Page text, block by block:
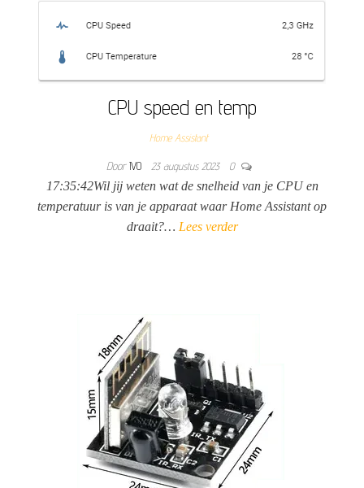
CPU speed en temp
Home Assistant
Door IVO 23 augustus 2023 0
17:35:42Wil jij weten wat de snelheid van je CPU en
temperatuur is van je apparaat waar Home Assistant op
draait?… Lees verder